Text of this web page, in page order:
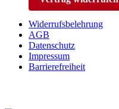
Widerrufsbelehrung
AGB
Datenschutz
Impressum
Barrierefreiheit